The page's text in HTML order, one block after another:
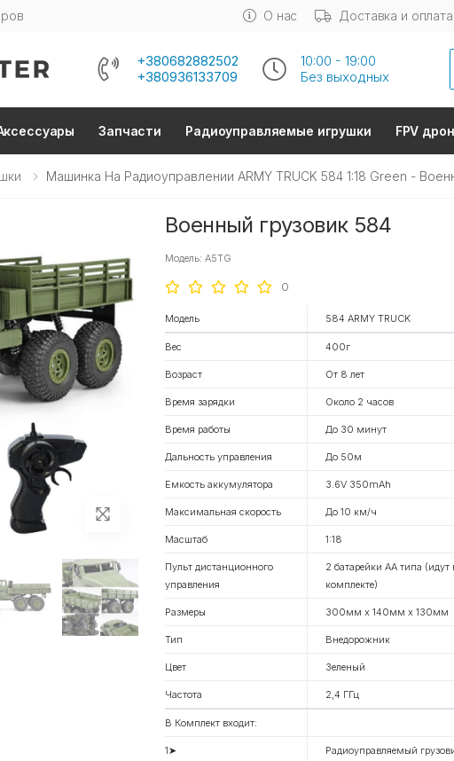
О нас Доставка и оплата
+380682882502
+380936133709
10:00 - 19:00
Без выходных
Запчасти Радиоуправляемые игрушки FPV
Машинка На Радиоуправлении ARMY TRUCK 584 1:18 Green -
Военный грузовик 584
Модель: A5TG
0
Модель 584 ARMY TRUCK
Вес 400г
Возраст От 8 лет
Время зарядки Около 2 часов
Время работы До 30 минут
Дальность управления До 50м
Емкость аккумулятора 3.6V 350mAh
Максимальная скорость До 10 км/ч
Масштаб 1:18
Пульт дистанционного
управления
2 батарейки АА типа (идут
комплекте)
Размеры 300мм х 140мм х 130мм
Тип Внедорожник
Цвет Зеленый
Частота 2,4 ГГц
В Комплект входит:
1➤ Радиоуправляемый